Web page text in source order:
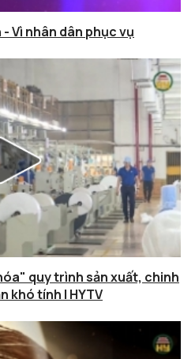
Vì nhân dân phục vụ
quy trình sản xuất, chinh
khó tính | HYTV